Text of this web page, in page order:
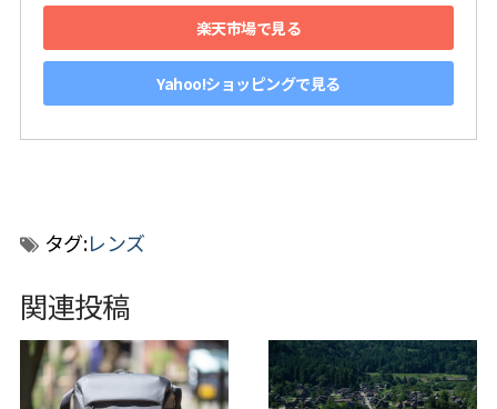
楽天市場で見る
Yahoo!ショッピングで見る
タグ:レンズ
関連投稿